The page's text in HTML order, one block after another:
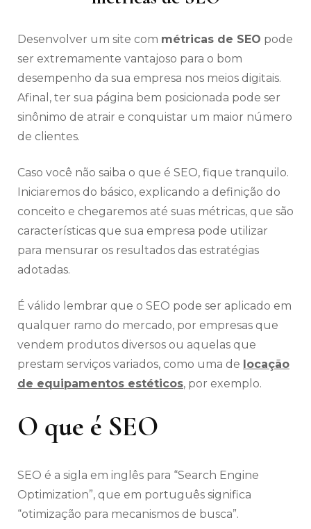
Desenvolver um site com métricas de SEO pode
ser extremamente vantajoso para o bom
desempenho da sua empresa nos meios digitais.
Afinal, ter sua página bem posicionada pode ser
sinônimo de atrair e conquistar um maior número
de clientes.
Caso você não saiba o que é SEO, fique tranquilo.
Iniciaremos do básico, explicando a definição do
conceito e chegaremos até suas métricas, que são
características que sua empresa pode utilizar
para mensurar os resultados das estratégias
adotadas.
É válido lembrar que o SEO pode ser aplicado em
qualquer ramo do mercado, por empresas que
vendem produtos diversos ou aquelas que
prestam serviços variados, como uma de locação
de equipamentos estéticos, por exemplo.
O que é SEO
SEO é a sigla em inglês para “Search Engine
Optimization”, que em português significa
“otimização para mecanismos de busca”.